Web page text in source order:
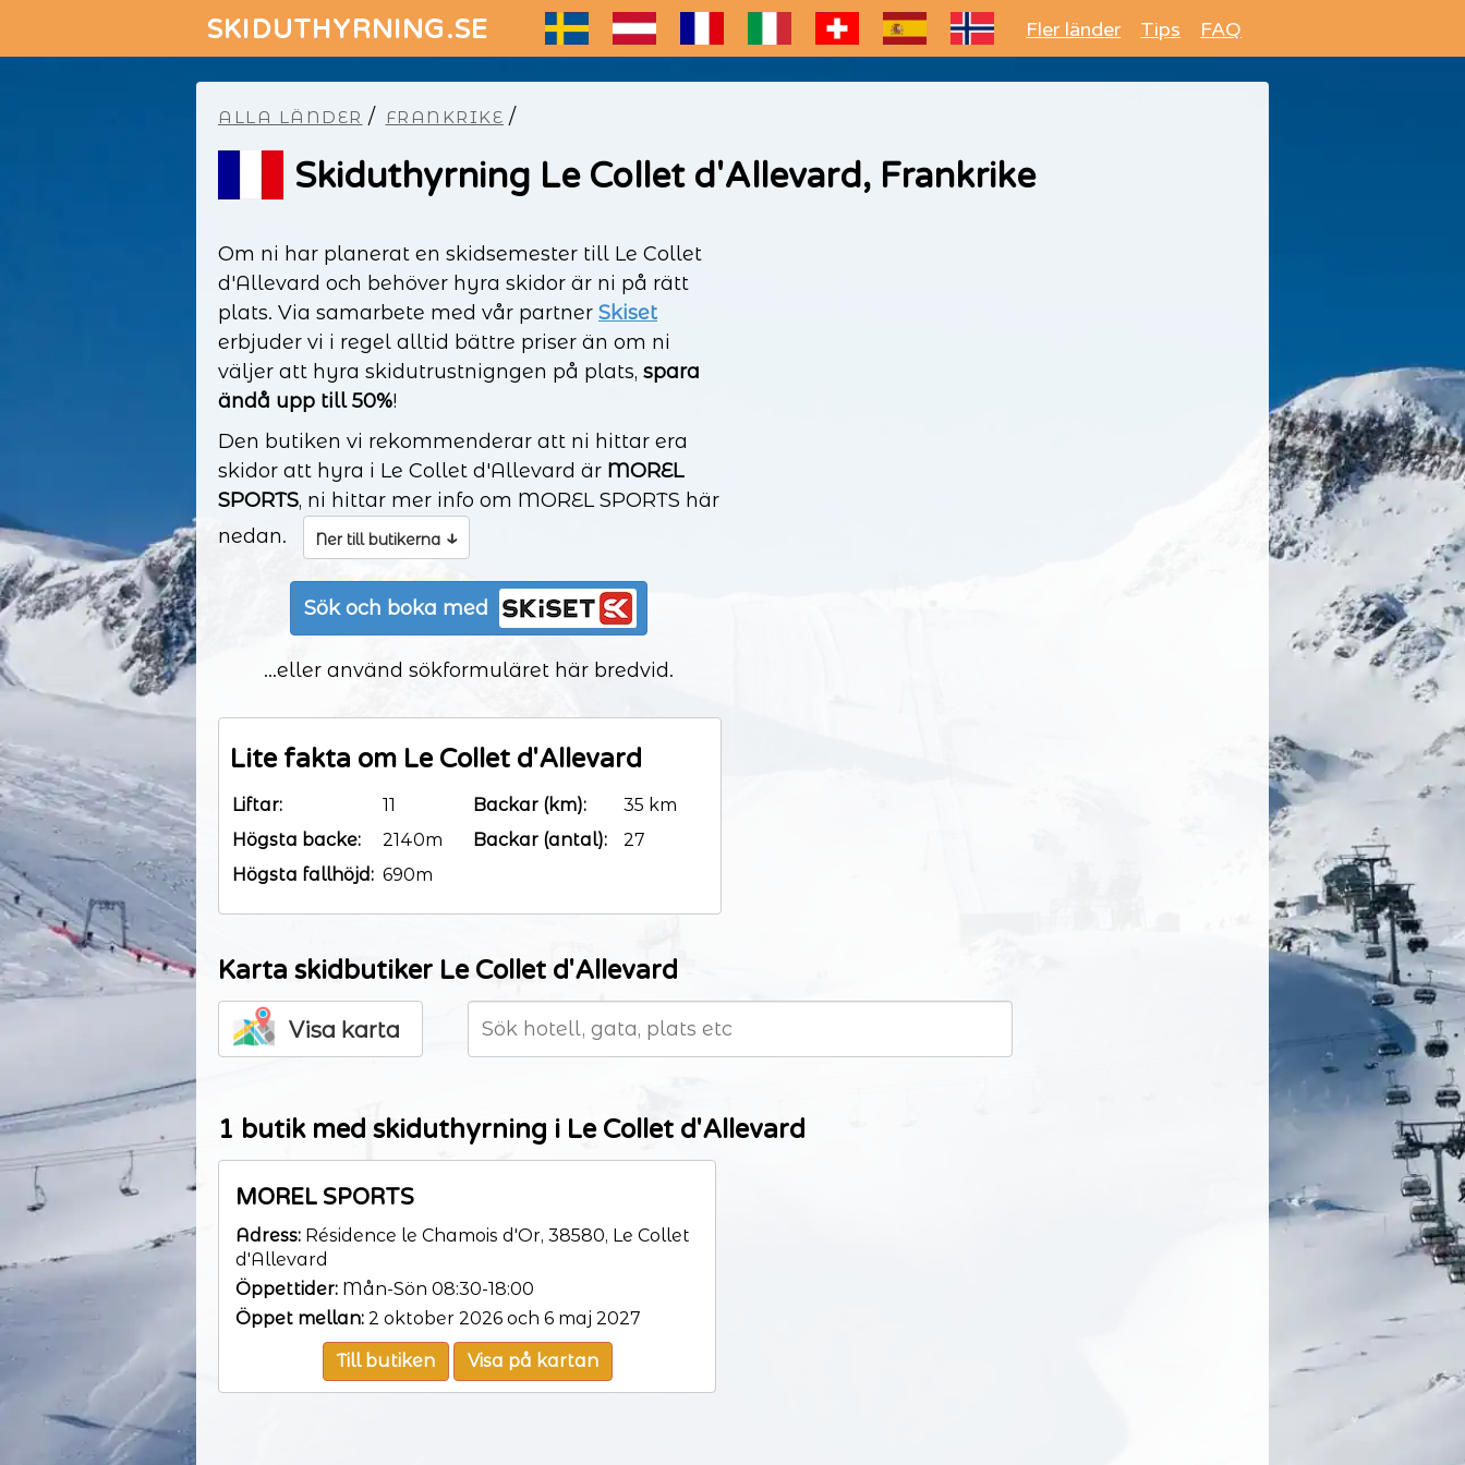
SKIDUTHYRNING.SE Fler länder Tips FAQ
ALLA LÄNDER / FRANKRIKE /
Skiduthyrning Le Collet d'Allevard, Frankrike
Om ni har planerat en skidsemester till Le Collet
d'Allevard och behöver hyra skidor är ni på rätt
plats. Via samarbete med vår partner Skiset
erbjuder vi i regel alltid bättre priser än om ni
väljer att hyra skidutrustnigngen på plats, spara
ändå upp till 50%!
Den butiken vi rekommenderar att ni hittar era
skidor att hyra i Le Collet d'Allevard är MOREL
SPORTS, ni hittar mer info om MOREL SPORTS här
nedan.
Ner till butikerna ↓
Sök och boka med
...eller använd sökformuläret här bredvid.
Lite fakta om Le Collet d'Allevard
Liftar:
11
Högsta backe:
2140m
Högsta fallhöjd: 690m
Backar (km):
35 km
Backar (antal):
27
Karta skidbutiker Le Collet d'Allevard
Visa karta
1 butik med skiduthyrning i Le Collet d'Allevard
MOREL SPORTS
Adress: Résidence le Chamois d'Or, 38580, Le Collet
d'Allevard
Öppettider: Mån-Sön 08:30-18:00
Öppet mellan: 2 oktober 2026 och 6 maj 2027
Till butiken Visa på kartan